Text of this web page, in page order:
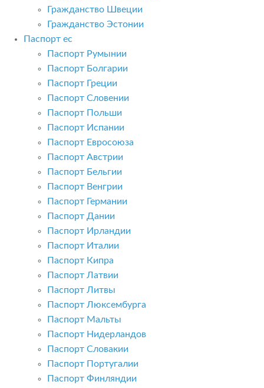
Гражданство Швеции
Гражданство Эстонии
Паспорт ес
Паспорт Румынии
Паспорт Болгарии
Паспорт Греции
Паспорт Словении
Паспорт Польши
Паспорт Испании
Паспорт Евросоюза
Паспорт Австрии
Паспорт Бельгии
Паспорт Венгрии
Паспорт Германии
Паспорт Дании
Паспорт Ирландии
Паспорт Италии
Паспорт Кипра
Паспорт Латвии
Паспорт Литвы
Паспорт Люксембурга
Паспорт Мальты
Паспорт Нидерландов
Паспорт Словакии
Паспорт Португалии
Паспорт Финляндии